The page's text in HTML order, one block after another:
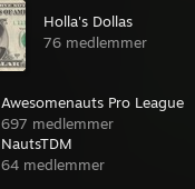
Holla's Dollas
76 medlemmer
Awesomenauts Pro League
697 medlemmer
NautsTDM
64 medlemmer